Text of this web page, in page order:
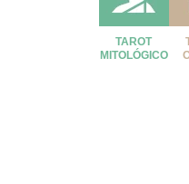
TAROT
MITOLÓGICO